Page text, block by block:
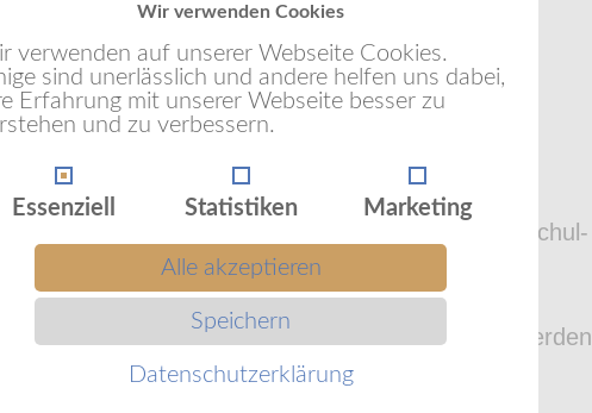
Wir verwenden Cookies
verwenden auf unserer Webseite Cookies.
sind unerlässlich und andere helfen uns dabei,
Erfahrung mit unserer Webseite besser zu
und zu verbessern.
Essenziell Statistiken Marketing
Alle akzeptieren
Speichern
Datenschutzerklärung
25) - bitte voranmelden!
ist begrenzt.
- sichern Sie sich ihren Platz jetzt!
und Workshops für Frauen werden vom Schul-
ausgeführt.
werden auch spezifische Konfliktsituationen von
vermittelt. In den Kursen werden
in Form von Rollenspielen
eine Handlungsanleitung für den Ernstfall zu